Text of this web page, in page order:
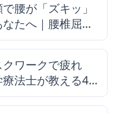
腰が「ズキッ」
たへ｜腰椎屈曲
組みと改善のヒ
ワークで疲れ
法士が教える4タ
回復法